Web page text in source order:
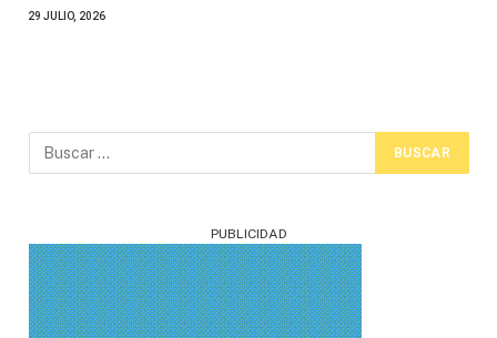
29 JULIO, 2026
PUBLICIDAD